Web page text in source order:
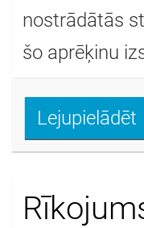
nostrādātās
šo aprēķinu
Lejupielādēt